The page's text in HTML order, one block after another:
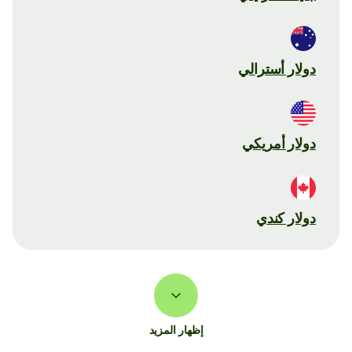
دولار أسترالي
دولار أمريكي
دولار كندي
إظهار المزيد